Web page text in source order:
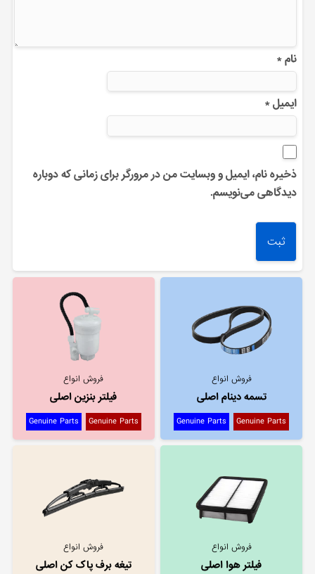
نام*
ایمیل*
ذخیره نام، ایمیل و وبسایت من در مرورگر برای زمانی که دوباره
دیدگاهی می‌نویسم.
فروش انواع
تسمه دینام اصلی
Genuine Parts
Genuine Parts
فروش انواع
فیلتر بنزین اصلی
Genuine Parts
Genuine Parts
فروش انواع
فیلتر هوا اصلی
فروش انواع
تیغه برف پاک کن اصلی